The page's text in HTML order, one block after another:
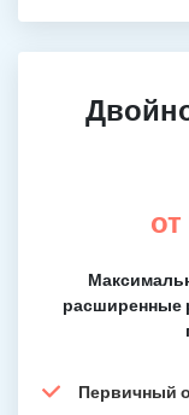
от
расширенные
Первичный